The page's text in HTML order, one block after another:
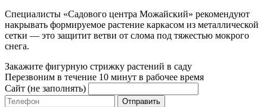
Специалисты «Садового центра Можайский» рекомендуют
накрывать формируемое растение каркасом из металлической
сетки — это защитит ветви от слома под тяжестью мокрого
снега.
Закажите фигурную стрижку растений в саду
Перезвоним в течение 10 минут в рабочее время
Сайт (не заполнять)
Отправить